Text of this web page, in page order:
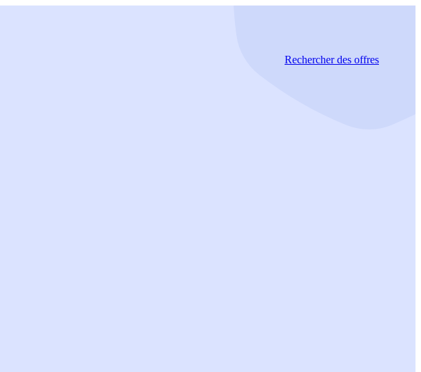
Rechercherdes offres